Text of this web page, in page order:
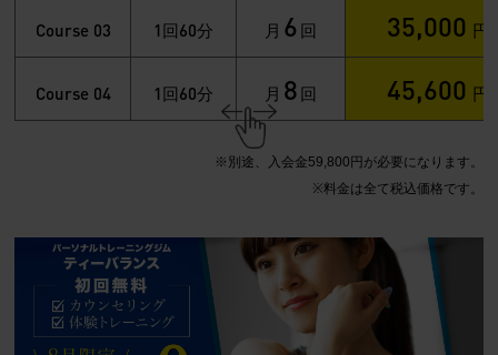
Course 03 1 回 60分 月 6 回 35,000 円
Course 04 1 回 60分 月 8 回 45,600 円
※別途、入会金59,800円が必要になります。
※料金は全て税込価格です。